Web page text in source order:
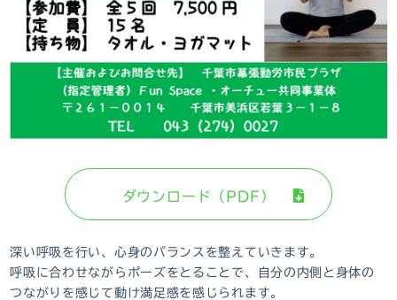
ダウンロード（PDF）
深い呼吸を行い、心身のバランスを整えていきます。
呼吸に合わせながらポーズをとることで、自分の内側と身体の
つながりを感じて動け満足感を感じられます。